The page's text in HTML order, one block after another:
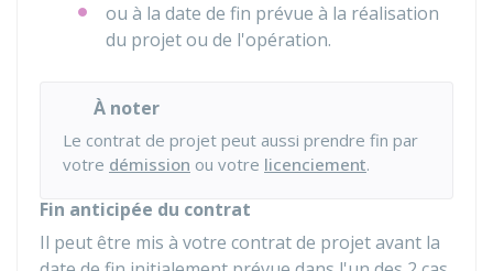
ou à la date de fin prévue à la réalisation
du projet ou de l'opération.
À noter
Le contrat de projet peut aussi prendre fin par
votre démission ou votre licenciement.
Fin anticipée du contrat
Il peut être mis à votre contrat de projet avant la